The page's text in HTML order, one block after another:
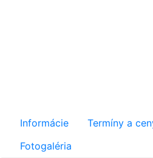
Informácie Termíny a
Fotogaléria